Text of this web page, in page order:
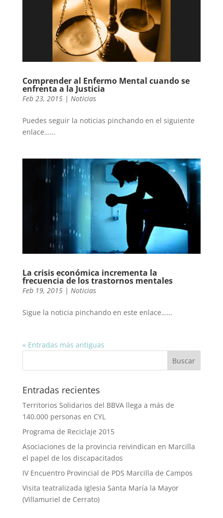
Comprender al Enfermo Mental cuando se
enfrenta a la Justicia
Feb 23, 2015| Noticias
Puedes seguir la noticias pinchando en el siguiente
enlace……
La crisis económica incrementa la
frecuencia de los trastornos mentales
Feb 19, 2015| Noticias
Sigue la noticia pinchando en este enlace……
« Entradas más antiguas
Entradas recientes
Territorios Solidarios del BBVA llega a más de
140.000 personas en CYL
Programa de Reciclaje 2015
Asociaciones de la provincia reivindican en Marcilla
el papel de los discapacitados
IV Encuentro Provincial de PDS Marcilla de Campos
Visita teatralizada Iglesia Santa María la Mayor
(Villamuriel de Cerrato)